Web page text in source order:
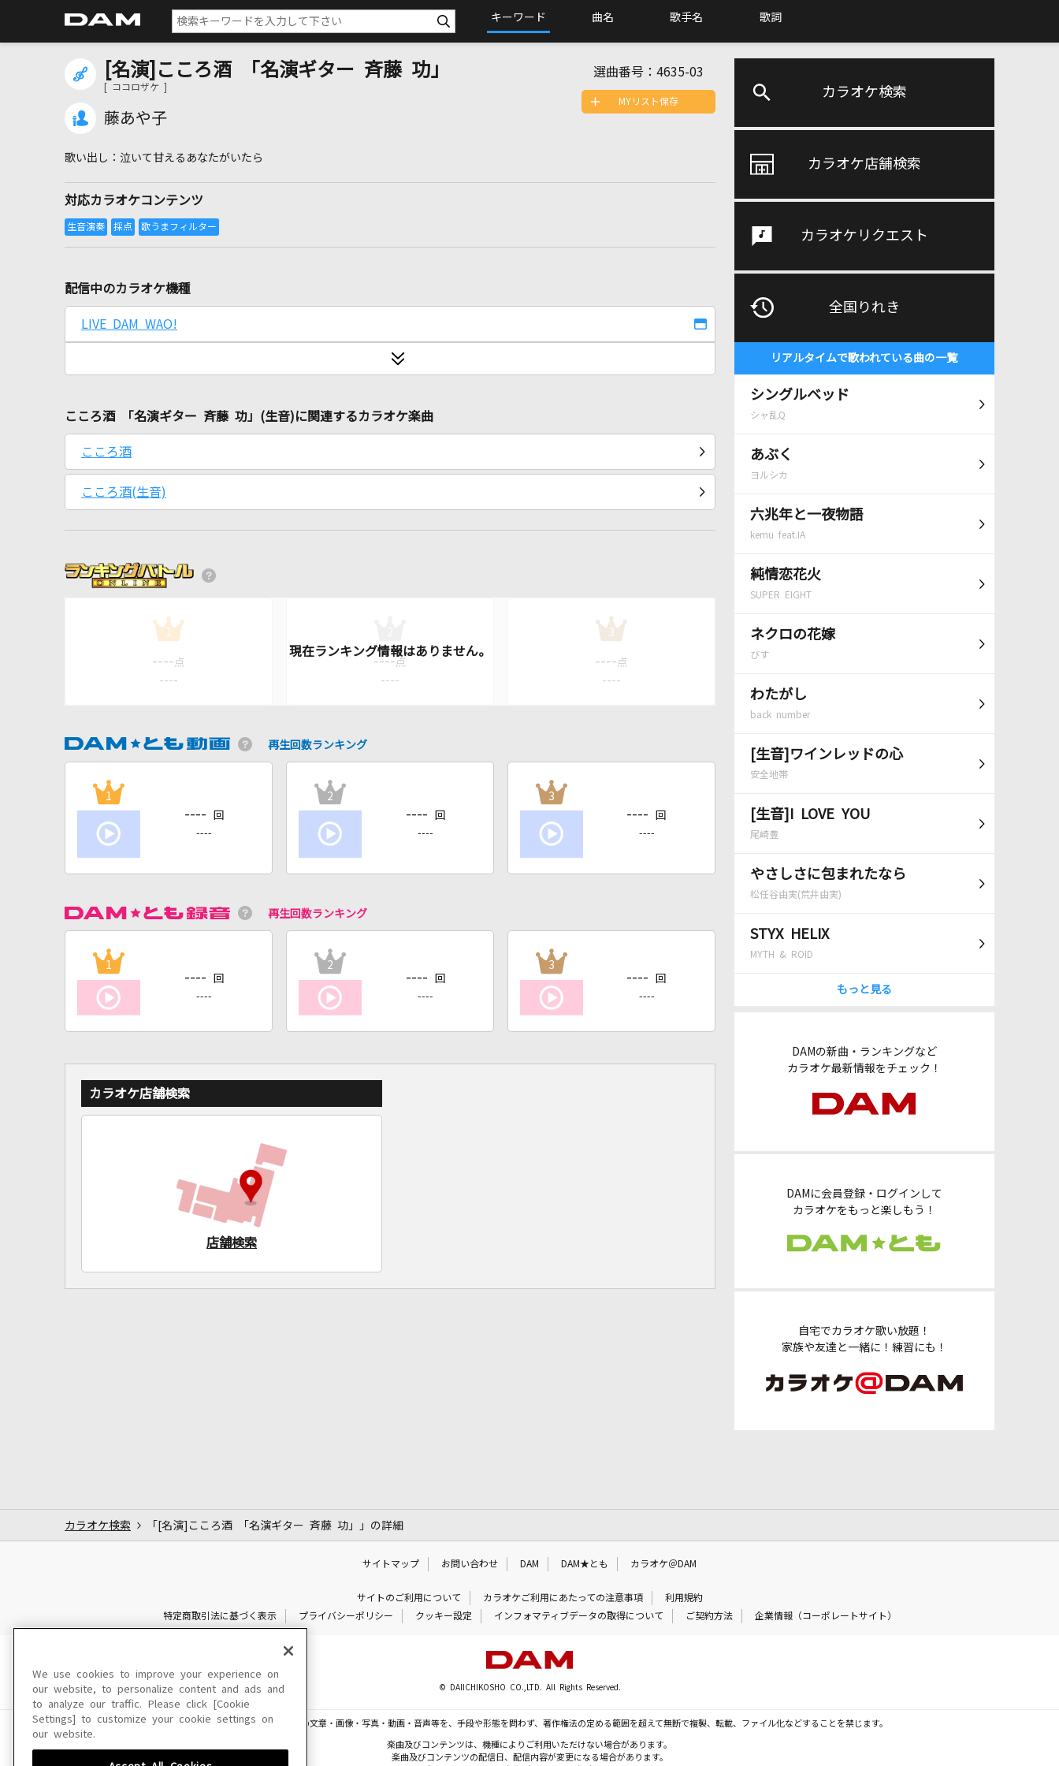
キーワード 曲名 歌手名 歌詞
カラオケ検索
カラオケ店舗検索
カラオケリクエスト
全国りれき
リアルタイムで歌われている曲の一覧
シングルベッド
シャ乱Q
あぶく
ヨルシカ
六兆年と一夜物語
kemu feat.IA
純情恋花火
SUPER EIGHT
ネクロの花嫁
びす
わたがし
back number
[生音]ワインレッドの心
安全地帯
[生音]I LOVE YOU
尾崎豊
やさしさに包まれたなら
松任谷由実(荒井由実)
STYX HELIX
MYTH & ROID
もっと見る
DAMの新曲・ランキングなど
カラオケ最新情報をチェック！
DAMに会員登録・ログインして
カラオケをもっと楽しもう！
自宅でカラオケ歌い放題！
家族や友達と一緒に！練習にも！
[名演]こころ酒 「名演ギター 斉藤 功」
[ ココロザケ ]
藤あや子
選曲番号： 4635-03
泣いて甘えるあなたがいたら
対応カラオケコンテンツ
MYリスト保存
配信中のカラオケ機種
LIVE DAM WAO!
こころ酒 「名演ギター 斉藤 功」(生音)に関連するカラオケ楽曲
こころ酒
こころ酒(生音)
1
---- 点
----
---- 点
----
3
---- 点
----
再生回数ランキング
1
---- 回
----
2
---- 回
----
3
---- 回
----
再生回数ランキング
1
---- 回
----
2
---- 回
----
3
---- 回
----
カラオケ店舗検索
店舗検索
カラオケ検索 「[名演]こころ酒 「名演ギター 斉藤 功」」の詳細
サイトマップ お問い合わせ DAM DAM★とも カラオケ＠DAM
サイトのご利用について カラオケご利用にあたっての注意事項
利用規約
特定商取引法に基づく表示
プライバシーポリシー クッキー設定 インフォマティブデータの取得について ご契約方法 企業情報（コーポレートサイト）
© DAIICHIKOSHO CO.,LTD. All Rights Reserved.
このサイトに掲載されている一切の文章・画像・写真・動画・音声等を、手段や形態を問わず、著作権法の定める範囲を超えて無断で複製、転載、ファイル化などすることを禁じます。
楽曲及びコンテンツは、機種によりご利用いただけない場合があります。
楽曲及びコンテンツの配信日、配信内容が変更になる場合があります。
We use cookies to improve your experience on
our website, to personalize content and ads and
to analyze our traffic. Please click [Cookie
Settings] to customize your cookie settings on
our website.